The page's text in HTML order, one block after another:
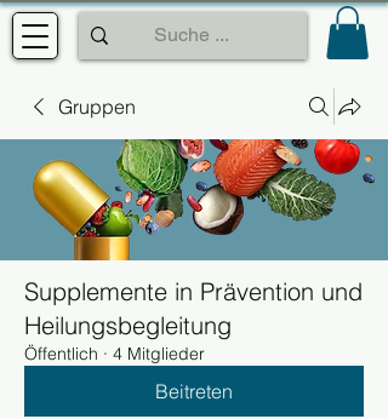
Gruppen
Supplemente in Prävention und
Heilungsbegleitung
Öffentlich · 4 Mitglieder
Beitreten